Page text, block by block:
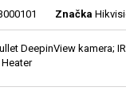
Značka
DeepinView kamera;
Heater